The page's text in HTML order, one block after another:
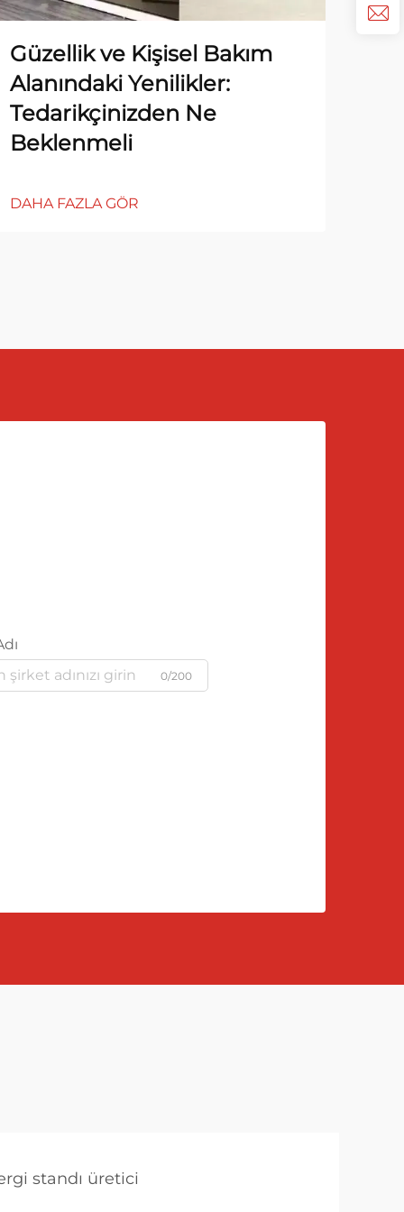
Güzellik ve Kişisel Bakım
Alanındaki Yenilikler:
Tedarikçinizden Ne
Beklenmeli
DAHA FAZLA GÖR
0/200
standı üretici